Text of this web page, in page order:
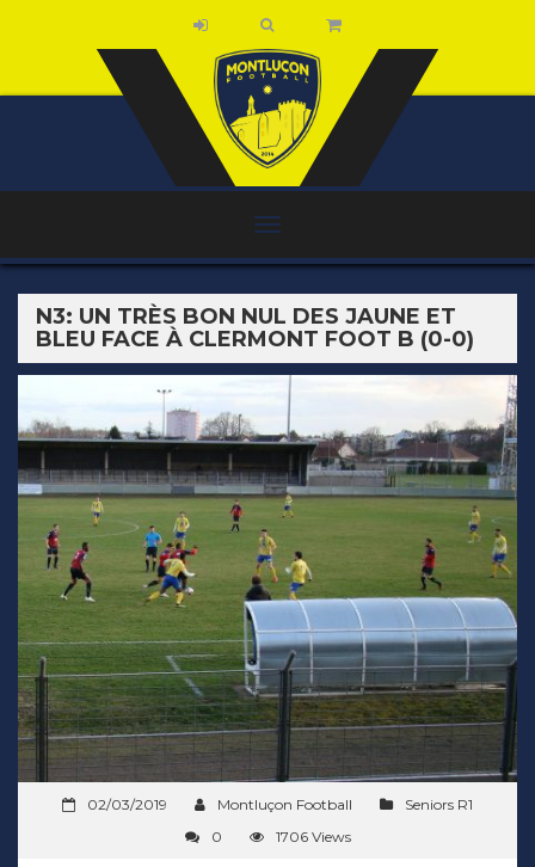
N3: UN TRÈS BON NUL DES JAUNE ET
BLEU FACE À CLERMONT FOOT B (0-0)
02/03/2019 Montluçon Football
Seniors R1
0
1706 Views